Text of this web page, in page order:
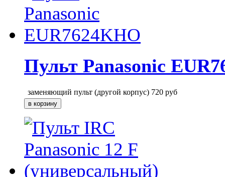
Пульт Panasonic
заменяющий пульт (другой корпус) 720 руб